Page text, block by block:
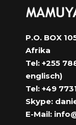
P.O. BOX
Afrika
Tel: +255
englisch)
Tel: +49
Skype:
E-Mail: